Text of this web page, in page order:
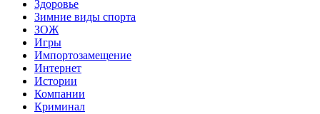
Здоровье
Зимние виды спорта
ЗОЖ
Игры
Импортозамещение
Интернет
Истории
Компании
Криминал